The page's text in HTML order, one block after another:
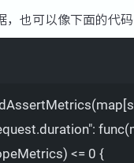
，也可以像下面的代码
: func(
) <= 0 {